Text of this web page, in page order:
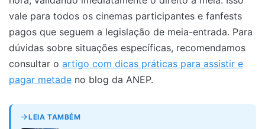
vale para todos os cinemas participantes e fanfests
pagos que seguem a legislação de meia-entrada. Para
dúvidas sobre situações específicas, recomendamos
consultar o artigo com dicas práticas para assistir e
pagar metade no blog da ANEP.
LEIA TAMBÉM